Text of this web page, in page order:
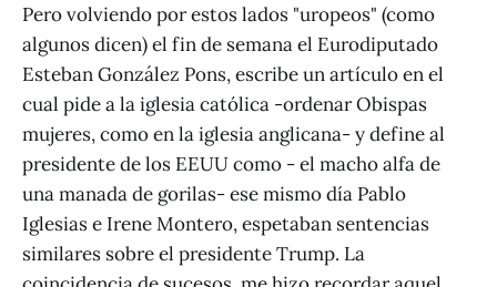
Pero volviendo por estos lados "uropeos" (como
algunos dicen) el fin de semana el Eurodiputado
Esteban González Pons, escribe un artículo en el
cual pide a la iglesia católica -ordenar Obispas
mujeres, como en la iglesia anglicana- y define al
presidente de los EEUU como - el macho alfa de
una manada de gorilas- ese mismo día Pablo
Iglesias e Irene Montero, espetaban sentencias
similares sobre el presidente Trump. La